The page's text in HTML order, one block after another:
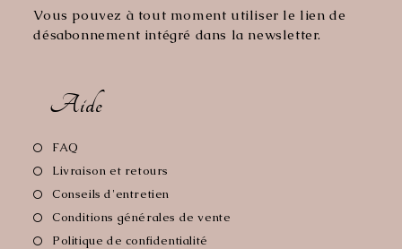
Vous pouvez à tout moment utiliser le lien de
désabonnement intégré dans la newsletter.
Aide
FAQ
dans
nouvel
onglet
Livraison et retours
nouvel
onglet
Conseils d'entretien
dans
Conditions générales de vente
Politique de confidentialité